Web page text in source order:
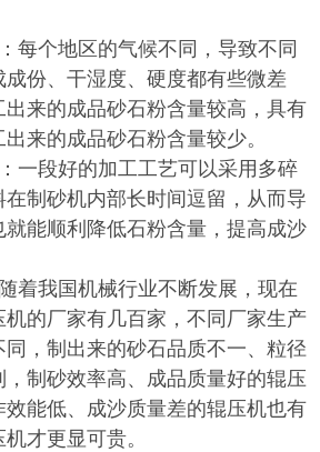
每个地区的气候不同，导致不同
份、干湿度、硬度都有些微差
来的成品砂石粉含量较高，具有
来的成品砂石粉含量较少。
一段好的加工工艺可以采用多碎
制砂机内部长时间逗留，从而导
能顺利降低石粉含量，提高成沙
着我国机械行业不断发展，现在
的厂家有几百家，不同厂家生产
，制出来的砂石品质不一、粒径
制砂效率高、成品质量好的辊压
能低、成沙质量差的辊压机也有
才更显可贵。